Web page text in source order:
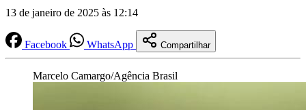
13 de janeiro de 2025 às 12:14
Facebook WhatsApp Compartilhar
Marcelo Camargo/Agência Brasil